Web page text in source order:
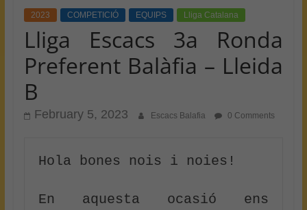
2023 COMPETICIÓ EQUIPS Lliga Catalana
Lliga Escacs 3a Ronda
Preferent Balàfia – Lleida
B
February 5, 2023 Escacs Balafia 0 Comments
Hola bones nois i noies!
En aquesta ocasió ens